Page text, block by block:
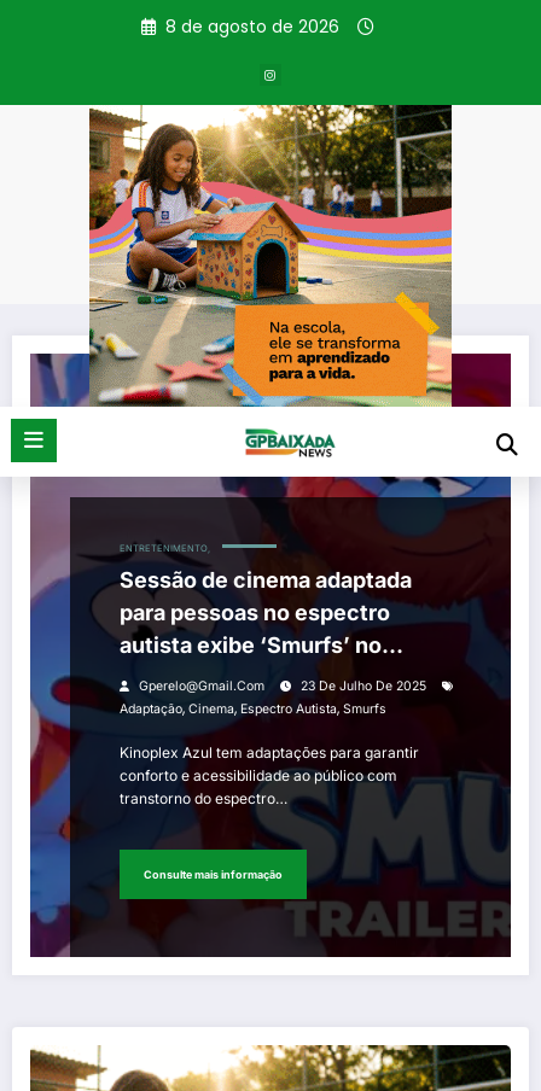
8 de agosto de 2026
Tag: Adaptação
Página inicial Adaptação
ENTRETENIMENTO,
Sessão de cinema adaptada
para pessoas no espectro
autista exibe ‘Smurfs’ no
sábado no Kinoplex do Shopping
Nova Iguaçu
Gperelo@gmail.com
23 De Julho De 2025
Adaptação, Cinema, Espectro Autista, Smurfs
Kinoplex Azul tem adaptações para garantir
conforto e acessibilidade ao público com
transtorno do espectro…
Consulte mais informação